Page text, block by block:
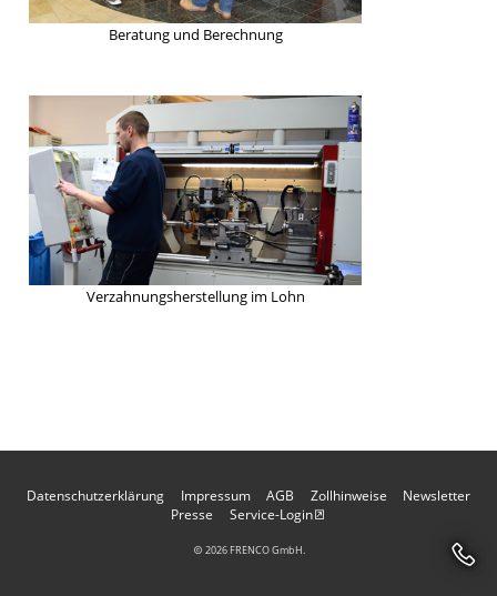
Beratung und Berechnung
Verzahnungsherstellung im Lohn
Datenschutzerklärung Impressum AGB Zollhinweise
Newsletter
Presse
Service-Login
2026 FRENCO GmbH.